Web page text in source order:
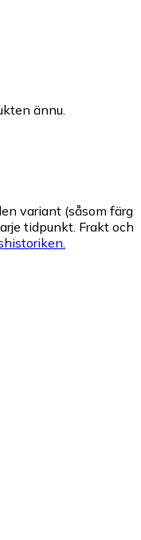
ännu.
variant (såsom färg
tidpunkt. Frakt och